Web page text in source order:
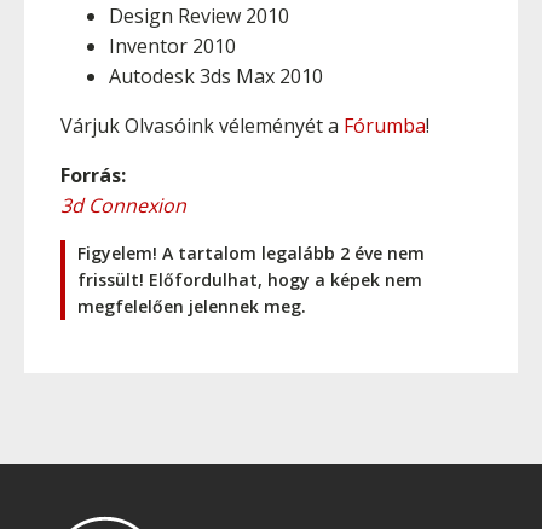
Design Review 2010
Inventor 2010
Autodesk 3ds Max 2010
Várjuk Olvasóink véleményét a Fórumba!
Forrás:
3d Connexion
Figyelem! A tartalom legalább 2 éve nem
frissült! Előfordulhat, hogy a képek nem
megfelelően jelennek meg.